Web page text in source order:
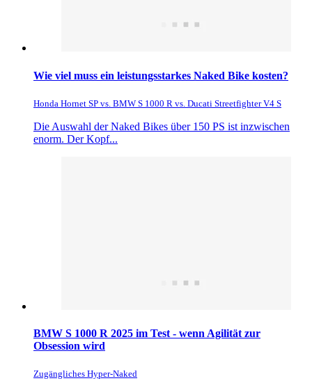
Wie viel muss ein leistungsstarkes Naked Bike kosten?
Honda Hornet SP vs. BMW S 1000 R vs. Ducati Streetfighter V4 S
Die Auswahl der Naked Bikes über 150 PS ist inzwischen
enorm. Der Kopf...
BMW S 1000 R 2025 im Test - wenn Agilität zur
Obsession wird
Zugängliches Hyper-Naked